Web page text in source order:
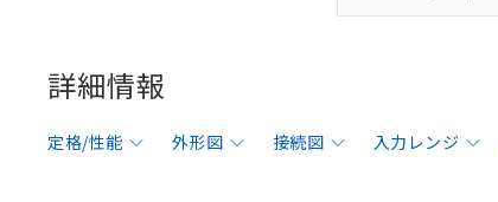
詳細情報
定格/性能 外形図 接続図 入力レンジ